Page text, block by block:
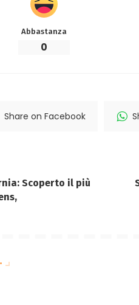
Abbastanza
0
Share on Facebook
Scoperto il più